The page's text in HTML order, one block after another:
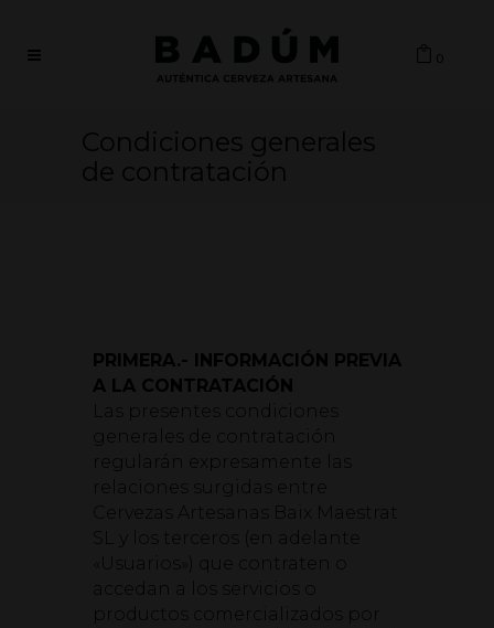
0
PRIMERA.- INFORMACIÓN PREVIA
A LA CONTRATACIÓN
Las presentes condiciones
generales de contratación
regularán expresamente las
relaciones surgidas entre
Cervezas Artesanas Baix Maestrat
SL y los terceros (en adelante
«Usuarios») que contraten o
accedan a los servicios o
productos comercializados por